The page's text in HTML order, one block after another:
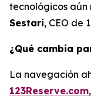
tecnológicos aún
Sestari, CEO de
¿Qué cambia
La navegación
123Reserve.com